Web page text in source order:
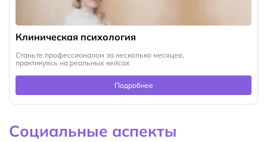
Клиническая психология
Станьте профессионалом за несколько месяцев,
практикуясь на реальных кейсах
Подробнее
Социальные аспекты